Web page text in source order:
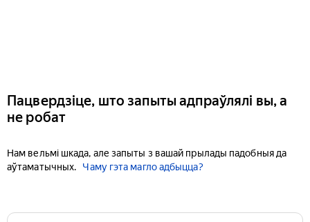
Пацвердзіце, што запыты адпраўлялі вы, а
не робат
Нам вельмі шкада, але запыты з вашай прылады падобныя да
аўтаматычных.
Чаму гэта магло адбыцца?